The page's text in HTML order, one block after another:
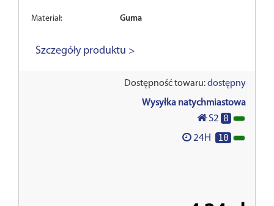
Materiał: Guma
Szczegóły produktu >
Dostępność towaru:dostępny
Wysyłka natychmiastowa
S2 8
24H 10